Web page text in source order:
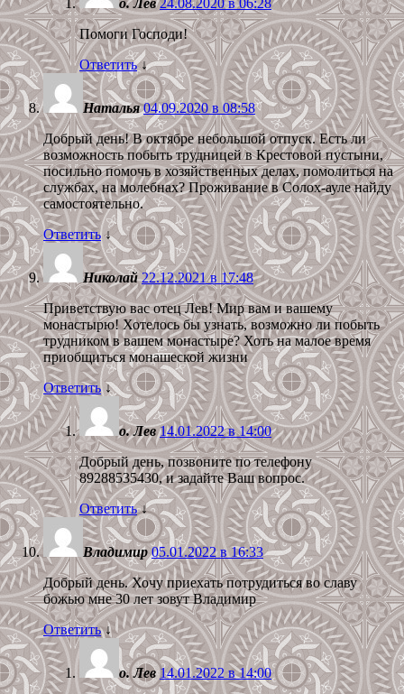
Помоги Господи!
Ответить ↓
Наталья 04.09.2020 в 08:58
Добрый день! В октябре небольшой отпуск. Есть ли
возможность побыть трудницей в Крестовой пустыни,
посильно помочь в хозяйственных делах, помолиться на
службах, на молебнах? Проживание в Солох-ауле найду
самостоятельно.
Ответить ↓
Николай 22.12.2021 в 17:48
Приветствую вас отец Лев! Мир вам и вашему
монастырю! Хотелось бы узнать, возможно ли побыть
трудником в вашем монастыре? Хоть на малое время
приобщиться монашеской жизни
Ответить ↓
о. Лев 14.01.2022 в 14:00
Добрый день, позвоните по телефону
89288535430, и задайте Ваш вопрос.
Ответить ↓
Владимир 05.01.2022 в 16:33
Добрый день. Хочу приехать потрудиться во славу
божью мне 30 лет зовут Владимир
Ответить ↓
о. Лев 14.01.2022 в 14:00